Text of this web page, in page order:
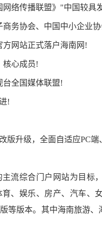
络传播联盟》"中国较具
协会、中国中小企业协
网站正式落户海南网!
心成员!
全国媒体联盟!
!
升级，全面自适应PC端
综合门户网站为目标
、娱乐、房产、汽车、
等版本。其中海南旅游